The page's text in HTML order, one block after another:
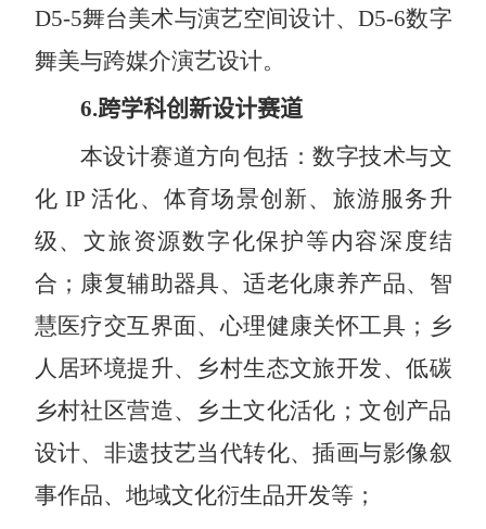
D5-5舞台美术与演艺空间设计、D5-6数字
舞美与跨媒介演艺设计。
6.跨学科创新设计赛道
本设计赛道方向包括：数字技术与文
化 IP活化、体育场景创新、旅游服务升
级、文旅资源数字化保护等内容深度结
合；康复辅助器具、适老化康养产品、智
慧医疗交互界面、心理健康关怀工具；乡
人居环境提升、乡村生态文旅开发、低碳
乡村社区营造、乡土文化活化；文创产品
设计、非遗技艺当代转化、插画与影像叙
事作品、地域文化衍生品开发等；